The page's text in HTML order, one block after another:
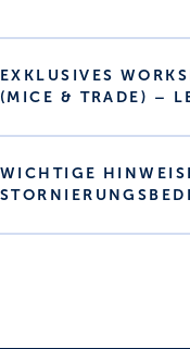
EXKLUSIVES
(MICE & TRADE) –
WICHTIGE